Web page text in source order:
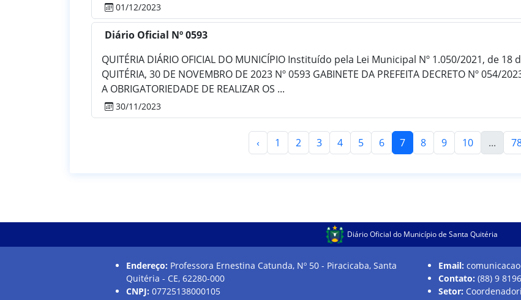
01/12/2023
Diário Oficial Nº 0593
QUITÉRIA DIÁRIO OFICIAL DO MUNICÍPIO Instituído pela Lei Municipal Nº 1.050/2021, de 18
QUITÉRIA, 30 DE NOVEMBRO DE 2023 Nº 0593 GABINETE DA PREFEITA DECRETO Nº 054/
A OBRIGATORIEDADE DE REALIZAR OS ...
30/11/2023
‹ 1 2 3 4 5 6 7 8 9 10 ...
Diário Oficial do Município de Santa Quitéria
Endereço: Professora Ernestina Catunda, Nº 50 - Piracicaba, Santa
Quitéria - CE, 62280-000
CNPJ: 07725138000105
Email:
Contato: (88) 9
Setor: